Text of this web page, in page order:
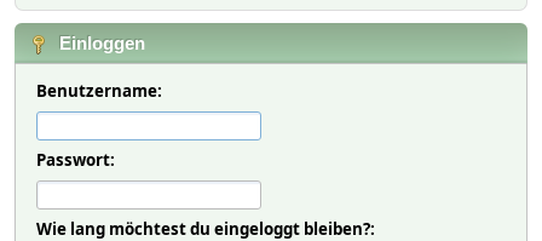
Einloggen
Benutzername:
Passwort:
Wie lang möchtest du eingeloggt bleiben?: